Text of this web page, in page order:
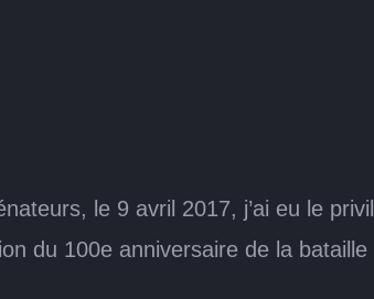
le 9 avril 2017, j’ai eu le
du 100e anniversaire de la